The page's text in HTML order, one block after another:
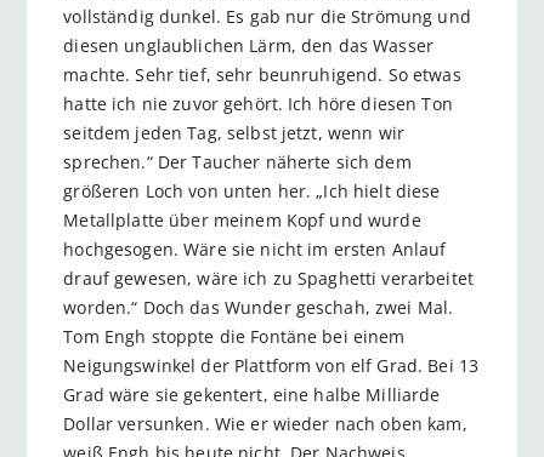
vollständig dunkel. Es gab nur die Strömung und
diesen unglaublichen Lärm, den das Wasser
machte. Sehr tief, sehr beunruhigend. So etwas
hatte ich nie zuvor gehört. Ich höre diesen Ton
seitdem jeden Tag, selbst jetzt, wenn wir
sprechen.“ Der Taucher näherte sich dem
größeren Loch von unten her. „Ich hielt diese
Metallplatte über meinem Kopf und wurde
hochgesogen. Wäre sie nicht im ersten Anlauf
drauf gewesen, wäre ich zu Spaghetti verarbeitet
worden.“ Doch das Wunder geschah, zwei Mal.
Tom Engh stoppte die Fontäne bei einem
Neigungswinkel der Plattform von elf Grad. Bei 13
Grad wäre sie gekentert, eine halbe Milliarde
Dollar versunken. Wie er wieder nach oben kam,